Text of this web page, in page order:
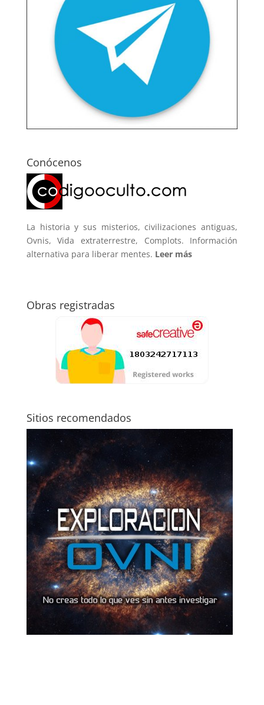
Conócenos
La historia y sus misterios, civilizaciones antiguas,
Ovnis, Vida extraterrestre, Complots. Información
alternativa para liberar mentes. Leer más
Obras registradas
Sitios recomendados